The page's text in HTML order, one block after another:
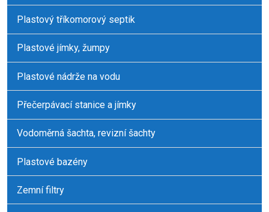
Plastový tříkomorový septik
Plastové jímky, žumpy
Plastové nádrže na vodu
Přečerpávací stanice a jímky
Vodoměrná šachta, revizní šachty
Plastové bazény
Zemní filtry